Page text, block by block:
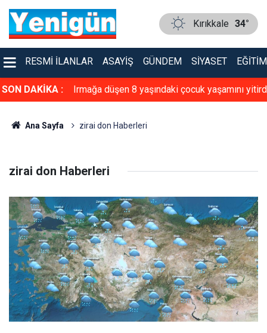
Kırıkkale 34°
RESMI İLANLAR ASAYIŞ GÜNDEM SIYASET EĞITIM
SON DAKİKA :
günü: Aslı Irmağa düşen 8 yaşındaki çocuk yaşamını
Ana Sayfa zirai don Haberleri
zirai don Haberleri